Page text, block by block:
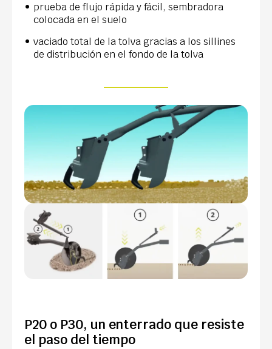
prueba de flujo rápida y fácil, sembradora
colocada en el suelo
vaciado total de la tolva gracias a los sillines
de distribución en el fondo de la tolva
P20 o P30, un enterrado que resiste
el paso del tiempo